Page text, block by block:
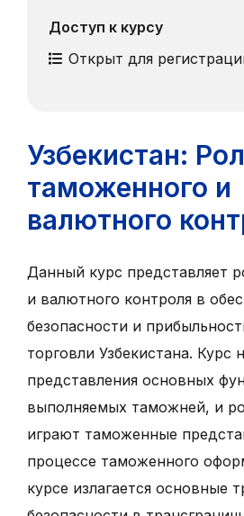
Доступ к курсу
Открыт для
Узбекистан:
таможенного и
валютного
Данный курс представляет
и валютного контроля в
безопасности и
торговли Узбекистана. Курс
представления основных
выполняемых таможней, и
играют таможенные
процессе таможенного
курсе излагается основные